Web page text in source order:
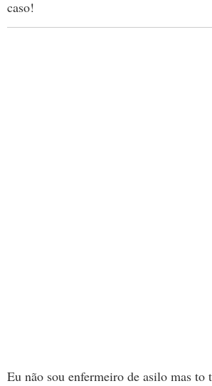
caso!
Eu não sou enfermeiro de asilo mas to